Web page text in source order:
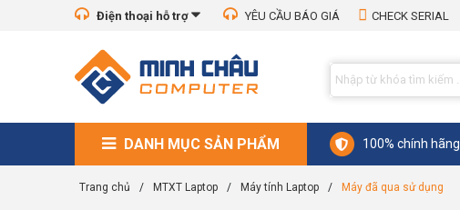
Điện thoại hỗ trợ YÊU CẦU BÁO GIÁ CHECK SERIAL
DANH MỤC SẢN PHẨM 100% chính hãng
Trang chủ / MTXT Laptop / Máy tính Laptop / Máy đã qua sử dụng